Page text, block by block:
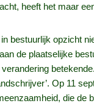
heeft het maar
bestuurlijk opzicht
de plaatselijke
Op 11
die de